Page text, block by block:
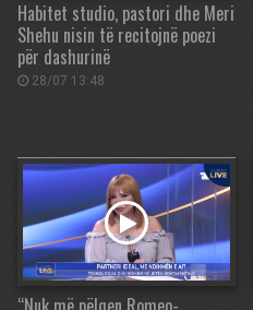
Habitet studio, pastori dhe Meri
Shehu nisin të recitojnë poezi
për dashurinë
28/07 13:48